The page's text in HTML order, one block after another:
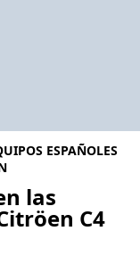
ESPAÑOLES
las
C4